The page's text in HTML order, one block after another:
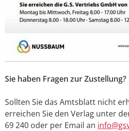
Sie haben Fragen zur Zustellung?
Sollten Sie das Amtsblatt nicht
erreichen Sie den Verlag unter
69 240 oder per Email an